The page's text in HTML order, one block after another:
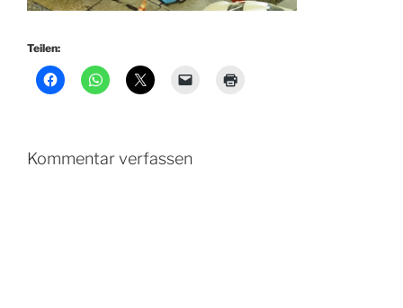
Teilen:
Kommentar verfassen